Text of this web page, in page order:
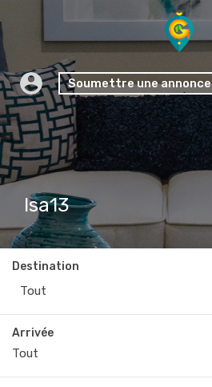
Soumettre une annonce
Isa13
Destination
Tout
Arrivée